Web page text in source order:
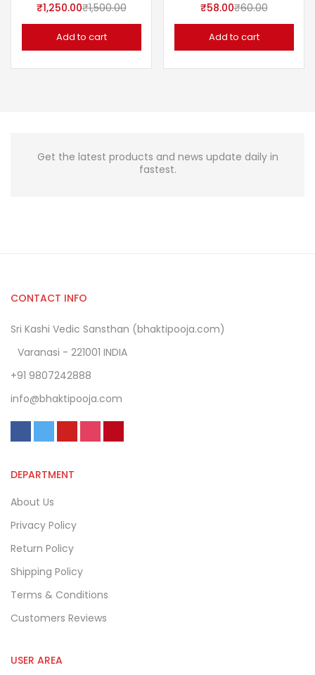
₹1,250.00₹1,500.00
Add to cart
₹58.00₹60.00
Add to cart
Get the latest products and news update daily in
fastest.
CONTACT INFO
Sri Kashi Vedic Sansthan (bhaktipooja.com)
Varanasi - 221001 INDIA
+91 9807242888
info@bhaktipooja.com
DEPARTMENT
About Us
Privacy Policy
Return Policy
Shipping Policy
Terms & Conditions
Customers Reviews
USER AREA